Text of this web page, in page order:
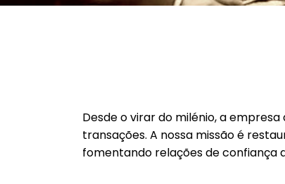
Desde o virar do milénio, a
transações. A nossa missão é
fomentando relações de confiança